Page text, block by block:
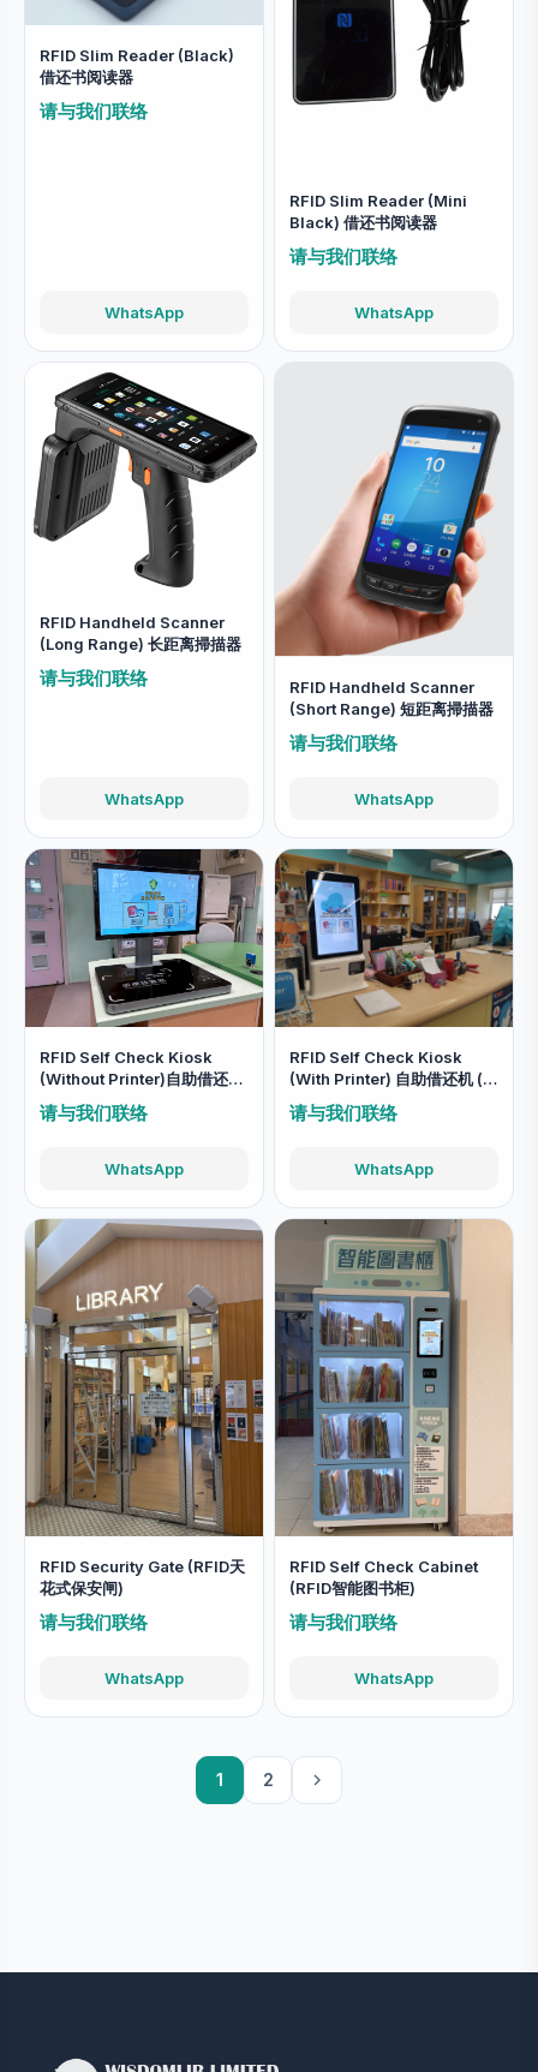
RFID Slim Reader (Black)
借还书阅读器
请与我们联络
WhatsApp
RFID Slim Reader (Mini
Black) 借还书阅读器
请与我们联络
WhatsApp
RFID Handheld Scanner
(Long Range) 长距离掃描器
请与我们联络
WhatsApp
RFID Handheld Scanner
(Short Range) 短距离掃描器
请与我们联络
WhatsApp
RFID Self Check Kiosk
(Without Printer)自助借还机
(沒有打印功能)
请与我们联络
WhatsApp
RFID Self Check Kiosk
(With Printer) 自助借还机 (可
打印收據)
请与我们联络
WhatsApp
RFID Security Gate (RFID天
花式保安闸)
请与我们联络
WhatsApp
RFID Self Check Cabinet
(RFID智能图书柜)
请与我们联络
WhatsApp
1 2